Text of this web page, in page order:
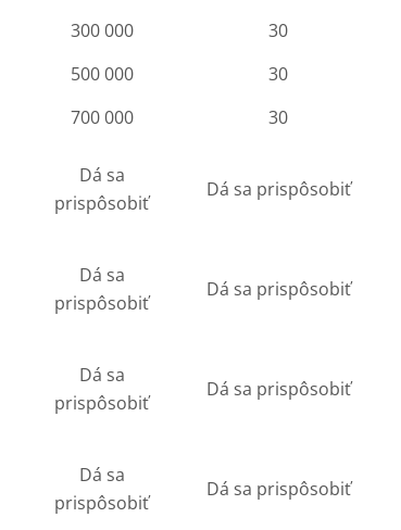
300 000
30
500 000
30
700 000 30
Dá sa
prispôsobiť
Dá sa prispôsobiť
Dá sa
prispôsobiť
Dá sa prispôsobiť
Dá sa
prispôsobiť
Dá sa prispôsobiť
Dá sa
prispôsobiť
Dá sa prispôsobiť